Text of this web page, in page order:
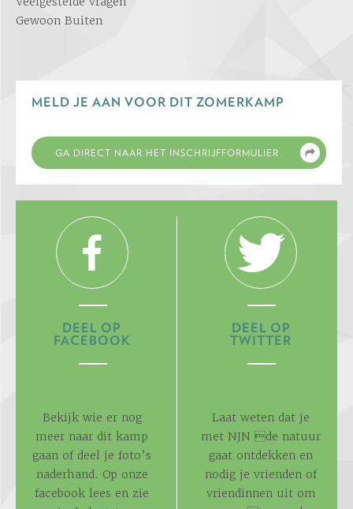
Gewoon Buiten
MELD JE AAN VOOR DIT ZOMERKAMP
DEEL OP
FACEBOOK
Bekijk wie er nog
meer naar dit kamp
gaan of deel je foto’s
naderhand. Op onze
facebook lees en zie
DEEL OP
TWITTER
Laat weten dat je
met NJN de natuur
gaat ontdekken en
nodig je vrienden of
vriendinnen uit om